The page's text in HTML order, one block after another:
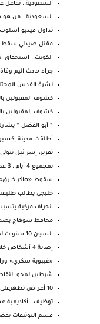
السعودية.. تفاعل
السعودية.. من هو
تداول فيديو
مقتل صيدلي سقط
الكويت.. استحقاق
جراء حادث اليم
نشرة القدس المحتلة ليوم
كشوف المقبولين
كشوف المقبولين
“ أبو الفضل ”
أطلقت مدينة إكسبو
تقرير: إسرائيل
بمجموع 4 أيام.. 3 عطلات رسمية يحصل عليها موظفو "ال...
سقوط «هاكر
خليجي يطالب طليقته بـ 90 ألف درهم
انحراف مركبة
محافظ سوهاج يصدر
السجن 10 سنوات لمتهمين بسرقة سائق توك توك بالإكراه...
إصابة 4 أشخاص خلال مشاجرة بسبب خلافات الجيرة فى جز...
«غيبوبة سكري»
شرطين لمحو
10 أعراض تظهرعلى مريض الإيدز.. بعضها شائع الحدوث
توظيف.. أكاديمية
قسم التوثيقات